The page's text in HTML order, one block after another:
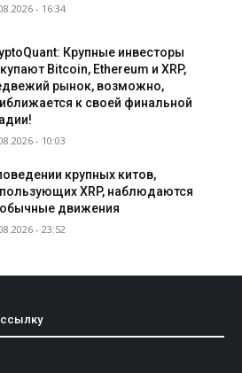
- 16:34
Крупные инвесторы
Bitcoin, Ethereum и XRP,
рынок, возможно,
к своей финальной
- 10:03
крупных китов,
XRP, наблюдаются
движения
- 23:52